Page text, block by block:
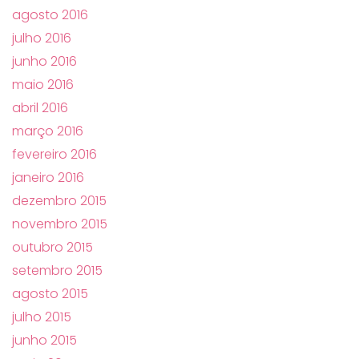
agosto 2016
julho 2016
junho 2016
maio 2016
abril 2016
março 2016
fevereiro 2016
janeiro 2016
dezembro 2015
novembro 2015
outubro 2015
setembro 2015
agosto 2015
julho 2015
junho 2015